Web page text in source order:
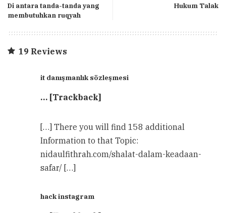
Di antara tanda-tanda yang
membutuhkan ruqyah
Hukum Talak
19 Reviews
it danışmanlık sözleşmesi
… [Trackback]
[…] There you will find 158 additional
Information to that Topic:
nidaulfithrah.com/shalat-dalam-keadaan-
safar/ […]
hack instagram